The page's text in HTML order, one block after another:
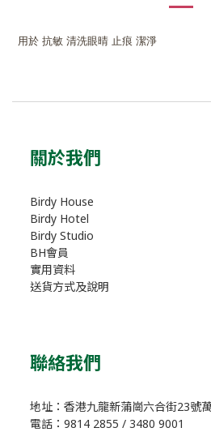
用於 抗敏 清洗眼晴 止痕 潔淨
關於我們
Birdy House
Birdy Hotel
Birdy Studio
BH會員
實用資料
送貨方式及說明
聯絡我們
地址：香港九龍新蒲崗六合街23號
電話：9814 2855 / 3480 9001